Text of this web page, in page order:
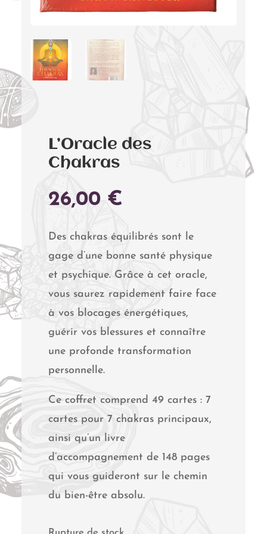
L’Oracle des
Chakras
26,00 €
Des chakras équilibrés sont le
gage d’une bonne santé physique
et psychique. Grâce à cet oracle,
vous saurez rapidement faire face
à vos blocages énergétiques,
guérir vos blessures et connaître
une profonde transformation
personnelle.
Ce coffret comprend 49 cartes : 7
cartes pour 7 chakras principaux,
ainsi qu’un livre
d’accompagnement de 148 pages
qui vous guideront sur le chemin
du bien-être absolu.